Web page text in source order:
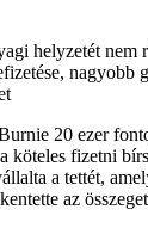
helyzetét nem
nagyobb
20 ezer
köteles fizetni
a tettét,
az